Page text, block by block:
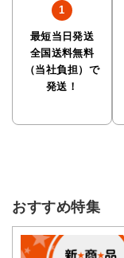
最短当日発送
全国送料無料
（当社負担）で
発送！
おすすめ特集